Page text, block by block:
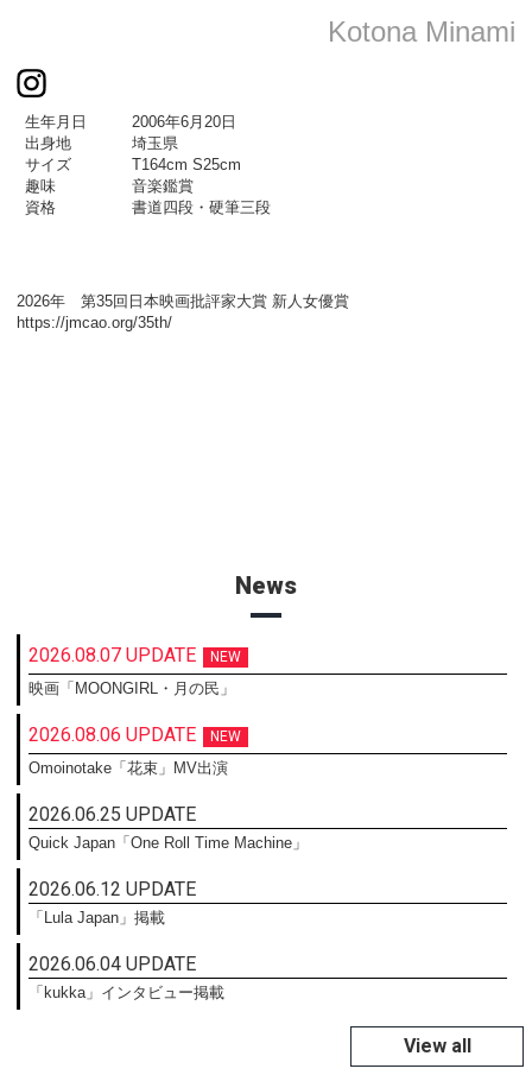
Kotona Minami
生年月日
出身地
サイズ
趣味
資格
2006年6月20日
埼玉県
T164cm S25cm
音楽鑑賞
書道四段・硬筆三段
2026年 第35回日本映画批評家大賞 新人女優賞
https://jmcao.org/35th/
News
2026.08.07 UPDATE NEW
映画「MOONGIRL・月の民」
2026.08.06 UPDATE NEW
Omoinotake「花束」MV出演
2026.06.25 UPDATE
Quick Japan「One Roll Time Machine」
2026.06.12 UPDATE
「Lula Japan」掲載
2026.06.04 UPDATE
「kukka」インタビュー掲載
View all